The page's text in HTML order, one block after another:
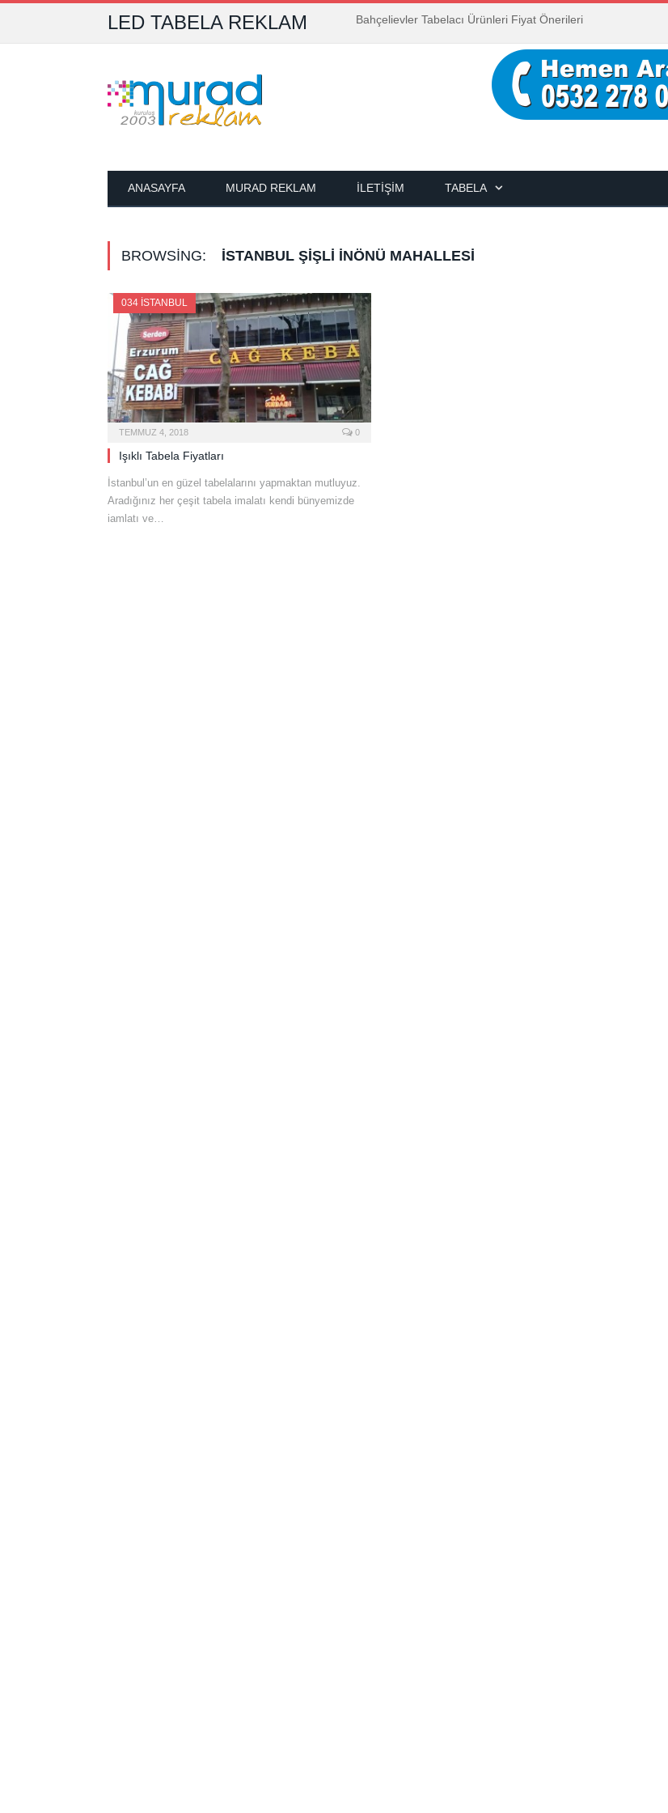
LED TABELA REKLAM Bahçelievler Tabelacı Sanatsal Yaklaşımlar.
ANASAYFA MURAD REKLAM İLETIŞIM TABELA
BROWSING: İSTANBUL ŞIŞLI İNÖNÜ MAHALLESI
034 İSTANBUL
TEMMUZ 4, 2018 0
Işıklı Tabela Fiyatları
İstanbul’un en güzel tabelalarını yapmaktan mutluyuz.
Aradığınız her çeşit tabela imalatı kendi bünyemizde
iamlatı ve…